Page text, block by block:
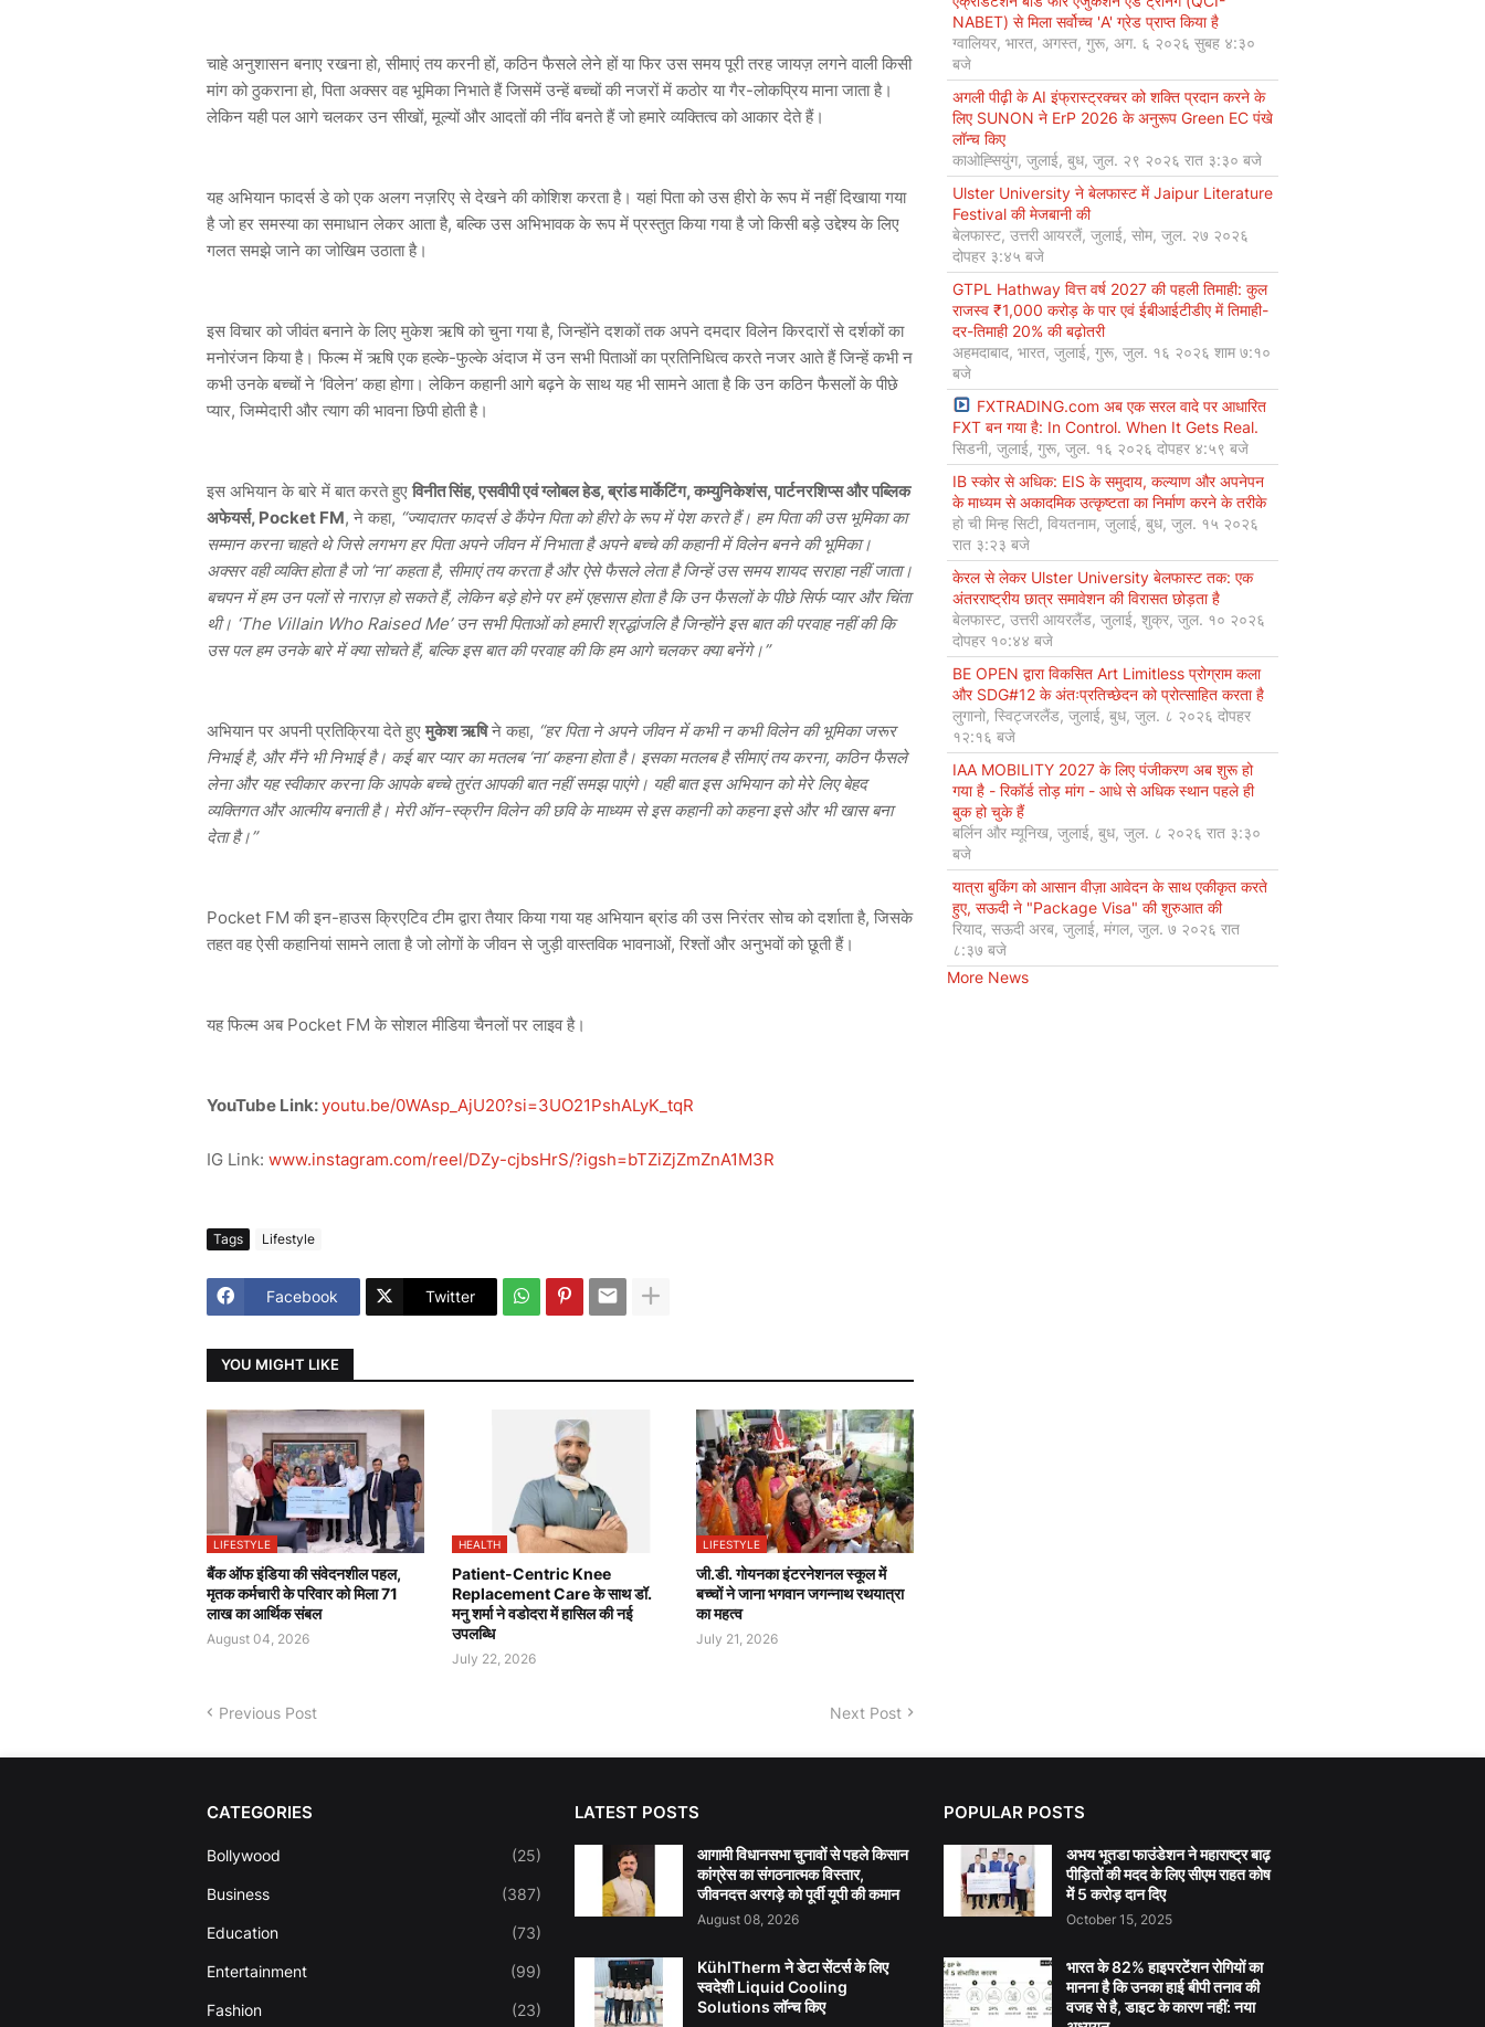
चाहे अनुशासन बनाए रखना हो, सीमाएं तय करनी हों, कठिन फैसले लेने हों या फिर उस समय पूरी तरह जायज़ लगने वाली किसी
मांग को ठुकराना हो, पिता अक्सर वह भूमिका निभाते हैं जिसमें उन्हें बच्चों की नजरों में कठोर या गैर-लोकप्रिय माना जाता है।
लेकिन यही पल आगे चलकर उन सीखों, मूल्यों और आदतों की नींव बनते हैं जो हमारे व्यक्तित्व को आकार देते हैं।
यह अभियान फादर्स डे को एक अलग नज़रिए से देखने की कोशिश करता है। यहां पिता को उस हीरो के रूप में नहीं दिखाया गया
है जो हर समस्या का समाधान लेकर आता है, बल्कि उस अभिभावक के रूप में प्रस्तुत किया गया है जो किसी बड़े उद्देश्य के लिए
गलत समझे जाने का जोखिम उठाता है।
इस विचार को जीवंत बनाने के लिए मुकेश ऋषि को चुना गया है, जिन्होंने दशकों तक अपने दमदार विलेन किरदारों से दर्शकों का
मनोरंजन किया है। फिल्म में ऋषि एक हल्के-फुल्के अंदाज में उन सभी पिताओं का प्रतिनिधित्व करते नजर आते हैं जिन्हें कभी न
कभी उनके बच्चों ने ‘विलेन’ कहा होगा। लेकिन कहानी आगे बढ़ने के साथ यह भी सामने आता है कि उन कठिन फैसलों के पीछे
प्यार, जिम्मेदारी और त्याग की भावना छिपी होती है।
इस अभियान के बारे में बात करते हुए विनीत सिंह, एसवीपी एवं ग्लोबल हेड, ब्रांड मार्केटिंग, कम्युनिकेशंस, पार्टनरशिप्स और पब्लिक
अफेयर्स, Pocket FM, ने कहा, “ज्यादातर फादर्स डे कैंपेन पिता को हीरो के रूप में पेश करते हैं। हम पिता की उस भूमिका का
सम्मान करना चाहते थे जिसे लगभग हर पिता अपने जीवन में निभाता है अपने बच्चे की कहानी में विलेन बनने की भूमिका।
अक्सर वही व्यक्ति होता है जो ‘ना’ कहता है, सीमाएं तय करता है और ऐसे फैसले लेता है जिन्हें उस समय शायद सराहा नहीं जाता।
बचपन में हम उन पलों से नाराज़ हो सकते हैं, लेकिन बड़े होने पर हमें एहसास होता है कि उन फैसलों के पीछे सिर्फ प्यार और चिंता
थी। ‘The Villain Who Raised Me’ उन सभी पिताओं को हमारी श्रद्धांजलि है जिन्होंने इस बात की परवाह नहीं की कि
उस पल हम उनके बारे में क्या सोचते हैं, बल्कि इस बात की परवाह की कि हम आगे चलकर क्या बनेंगे।”
अभियान पर अपनी प्रतिक्रिया देते हुए मुकेश ऋषिने कहा, “हर पिता ने अपने जीवन में कभी न कभी विलेन की भूमिका जरूर
निभाई है, और मैंने भी निभाई है। कई बार प्यार का मतलब ‘ना’ कहना होता है। इसका मतलब है सीमाएं तय करना, कठिन फैसले
लेना और यह स्वीकार करना कि आपके बच्चे तुरंत आपकी बात नहीं समझ पाएंगे। यही बात इस अभियान को मेरे लिए बेहद
व्यक्तिगत और आत्मीय बनाती है। मेरी ऑन-स्क्रीन विलेन की छवि के माध्यम से इस कहानी को कहना इसे और भी खास बना
देता है।”
Pocket FM की इन-हाउस क्रिएटिव टीम द्वारा तैयार किया गया यह अभियान ब्रांड की उस निरंतर सोच को दर्शाता है, जिसके
तहत वह ऐसी कहानियां सामने लाता है जो लोगों के जीवन से जुड़ी वास्तविक भावनाओं, रिश्तों और अनुभवों को छूती हैं।
यह फिल्म अब Pocket FM के सोशल मीडिया चैनलों पर लाइव है।
YouTube Link:youtu.be/0WAsp_AjU20?si=3UO21PshALyK_tqR
IG Link: www.instagram.com/reel/DZy-cjbsHrS/?igsh=bTZiZjZmZnA1M3R
Tags Lifestyle
Facebook Twitter
YOU MIGHT LIKE
LIFESTYLE
बैंक ऑफ इंडिया की संवेदनशील पहल,
मृतक कर्मचारी के परिवार को मिला 71
लाख का आर्थिक संबल
August 04, 2026
HEALTH
Patient-Centric Knee
Replacement Care के साथ डॉ.
मनु शर्मा ने वडोदरा में हासिल की नई
उपलब्धि
July 22, 2026
LIFESTYLE
जी.डी. गोयनका इंटरनेशनल स्कूल में
बच्चों ने जाना भगवान जगन्नाथ रथयात्रा
का महत्व
July 21, 2026
Previous Post Next Post
NABET) से मिला सर्वोच्च 'A' ग्रेड प्राप्त किया है
ग्वालियर, भारत, अगस्त, गुरू, अग. ६ २०२६ सुबह ४:३०
बजे
अगली पीढ़ी के AI इंफ्रास्ट्रक्चर को शक्ति प्रदान करने के
लिए SUNON ने ErP 2026 के अनुरूप Green EC पंखे
लॉन्च किए
काओह्सियुंग, जुलाई, बुध, जुल. २९ २०२६ रात ३:३० बजे
Ulster University ने बेलफास्ट में Jaipur Literature
Festival की मेजबानी की
बेलफास्ट, उत्तरी आयरलैं, जुलाई, सोम, जुल. २७ २०२६
दोपहर ३:४५ बजे
GTPL Hathway वित्त वर्ष 2027 की पहली तिमाही: कुल
राजस्व ₹1,000 करोड़ के पार एवं ईबीआईटीडीए में तिमाही-
दर-तिमाही 20% की बढ़ोतरी
अहमदाबाद, भारत, जुलाई, गुरू, जुल. १६ २०२६ शाम ७:१०
बजे
FXTRADING.com अब एक सरल वादे पर आधारित
FXT बन गया है: In Control. When It Gets Real.
सिडनी, जुलाई, गुरू, जुल. १६ २०२६ दोपहर ४:५९ बजे
IB स्कोर से अधिक: EIS के समुदाय, कल्याण और अपनेपन
के माध्यम से अकादमिक उत्कृष्टता का निर्माण करने के तरीके
हो ची मिन्ह सिटी, वियतनाम, जुलाई, बुध, जुल. १५ २०२६
रात ३:२३ बजे
केरल से लेकर Ulster University बेलफास्ट तक: एक
अंतरराष्ट्रीय छात्र समावेशन की विरासत छोड़ता है
बेलफास्ट, उत्तरी आयरलैंड, जुलाई, शुक्र, जुल. १० २०२६
दोपहर १०:४४ बजे
BE OPEN द्वारा विकसित Art Limitless प्रोग्राम कला
और SDG#12 के अंतःप्रतिच्छेदन को प्रोत्साहित करता है
लुगानो, स्विट्जरलैंड, जुलाई, बुध, जुल. ८ २०२६ दोपहर
१२:१६ बजे
IAA MOBILITY 2027 के लिए पंजीकरण अब शुरू हो
गया है - रिकॉर्ड तोड़ मांग - आधे से अधिक स्थान पहले ही
बुक हो चुके हैं
बर्लिन और म्यूनिख, जुलाई, बुध, जुल. ८ २०२६ रात ३:३०
बजे
यात्रा बुकिंग को आसान वीज़ा आवेदन के साथ एकीकृत करते
हुए, सऊदी ने "Package Visa" की शुरुआत की
रियाद, सऊदी अरब, जुलाई, मंगल, जुल. ७ २०२६ रात
८:३७ बजे
More News
CATEGORIES
Bollywood (25)
Business (387)
Education (73)
Entertainment (99)
Fashion (23)
LATEST POSTS
आगामी विधानसभा चुनावों से पहले किसान
कांग्रेस का संगठनात्मक विस्तार,
जीवनदत्त अरगड़े को पूर्वी यूपी की कमान
August 08, 2026
KühlTherm ने डेटा सेंटर्स के लिए
स्वदेशी Liquid Cooling
Solutions लॉन्च किए
POPULAR POSTS
अभय भूतडा फाउंडेशन ने महाराष्ट्र बाढ़
पीड़ितों की मदद के लिए सीएम राहत कोष
में 5 करोड़ दान दिए
October 15, 2025
भारत के 82% हाइपरटेंशन रोगियों का
मानना है कि उनका हाई बीपी तनाव की
वजह से है, डाइट के कारण नहीं: नया